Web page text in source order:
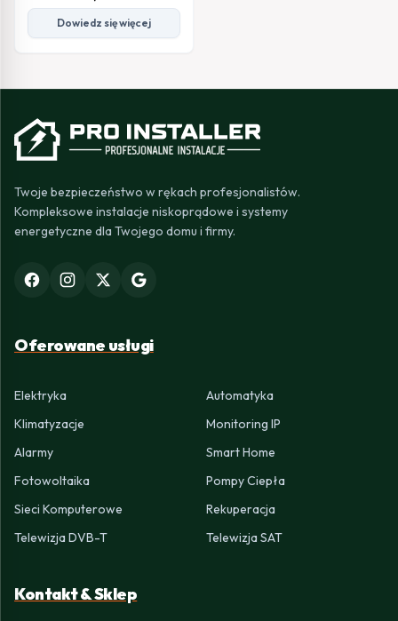
Dowiedz się więcej
Twoje bezpieczeństwo w rękach profesjonalistów.
Kompleksowe instalacje niskoprądowe i systemy
energetyczne dla Twojego domu i firmy.
Oferowane usługi
Elektryka
Automatyka
Klimatyzacje
Monitoring IP
Alarmy
Smart Home
Fotowoltaika
Pompy Ciepła
Sieci Komputerowe
Rekuperacja
Telewizja DVB-T
Telewizja SAT
Kontakt & Sklep